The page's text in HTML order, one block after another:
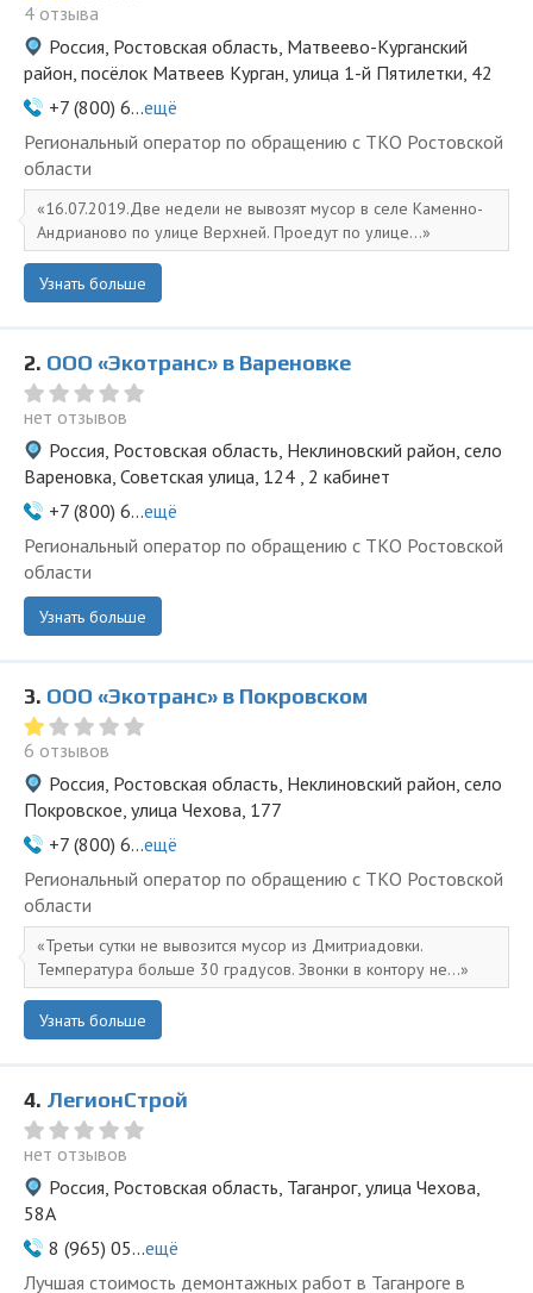
4 отзыва
Россия, Ростовская область, Матвеево-Курганский
район, посёлок Матвеев Курган, улица 1-й Пятилетки, 42
+7 (800) 6...ещё
Региональный оператор по обращению с ТКО Ростовской
области
16.07.2019.Две недели не вывозят мусор в селе Каменно-
Андрианово по улице Верхней. Проедут по улице...
Узнать больше
2. ООО «Экотранс» в Вареновке
нет отзывов
Россия, Ростовская область, Неклиновский район, село
Вареновка, Советская улица, 124 , 2 кабинет
+7 (800) 6...ещё
Региональный оператор по обращению с ТКО Ростовской
области
Узнать больше
3. ООО «Экотранс» в Покровском
6 отзывов
Россия, Ростовская область, Неклиновский район, село
Покровское, улица Чехова, 177
+7 (800) 6...ещё
Региональный оператор по обращению с ТКО Ростовской
области
Третьи сутки не вывозится мусор из Дмитриадовки.
Температура больше 30 градусов. Звонки в контору не...
Узнать больше
4. ЛегионСтрой
нет отзывов
Россия, Ростовская область, Таганрог, улица Чехова,
58А
8 (965) 05...ещё
Лучшая стоимость демонтажных работ в Таганроге в